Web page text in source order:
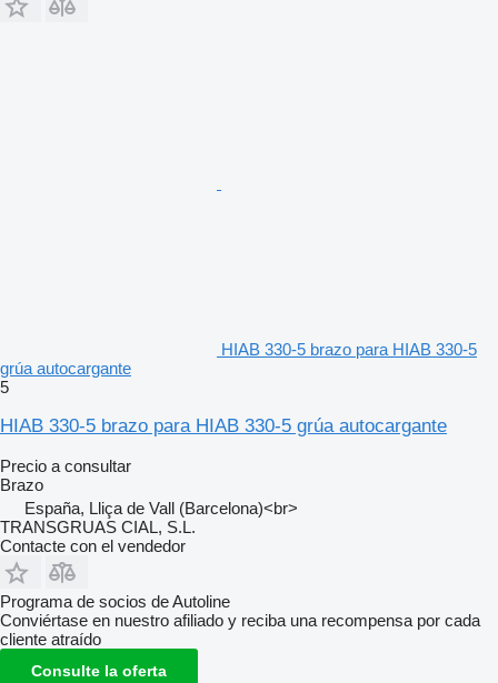
HIAB 330-5 brazo para HIAB 330-5
grúa autocargante
5
HIAB 330-5 brazo para HIAB 330-5 grúa autocargante
Precio a consultar
Brazo
España, Lliça de Vall (Barcelona)<br>
TRANSGRUAS CIAL, S.L.
Contacte con el vendedor
Programa de socios de Autoline
Conviértase en nuestro afiliado y reciba una recompensa por cada
cliente atraído
Consulte la oferta